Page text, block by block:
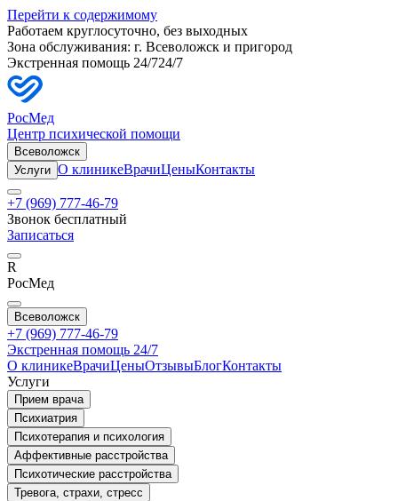
Перейти к содержимому
Работаем круглосуточно, без выходных
Зона обслуживания: г. Всеволожск и пригород
Экстренная помощь 24/724/7
РосМед
Центр психической помощи
Всеволожск
Услуги О клиникеВрачиЦеныКонтакты
+7 (969) 777-46-79
Звонок бесплатный
Записаться
R
РосМед
Всеволожск
+7 (969) 777-46-79
Экстренная помощь 24/7
О клиникеВрачиЦеныОтзывыБлогКонтакты
Услуги
Прием врача
Психиатрия
Психотерапия и психология
Аффективные расстройства
Психотические расстройства
Тревога, страхи, стресс